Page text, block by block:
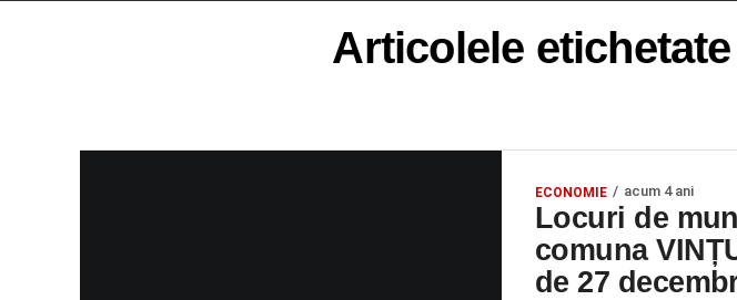
Articolele
ECONOMIE acum 4 ani
Locuri de
comuna
de 27